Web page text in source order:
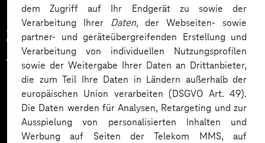
dem Zugriff auf Ihr Endgerät zu sowie der
Verarbeitung Ihrer Daten, der Webseiten- sowie
partner- und geräteübergreifenden Erstellung und
Verarbeitung von individuellen Nutzungsprofilen
sowie der Weitergabe Ihrer Daten an Drittanbieter,
die zum Teil Ihre Daten in Ländern außerhalb der
europäischen Union verarbeiten (DSGVO Art. 49).
Die Daten werden für Analysen, Retargeting und zur
Ausspielung von personalisierten Inhalten und
Werbung auf Seiten der Telekom MMS, auf
Zahlreiche Unternehmen
vertrauen auf unsere
Expertise. Hier eine Auswahl: